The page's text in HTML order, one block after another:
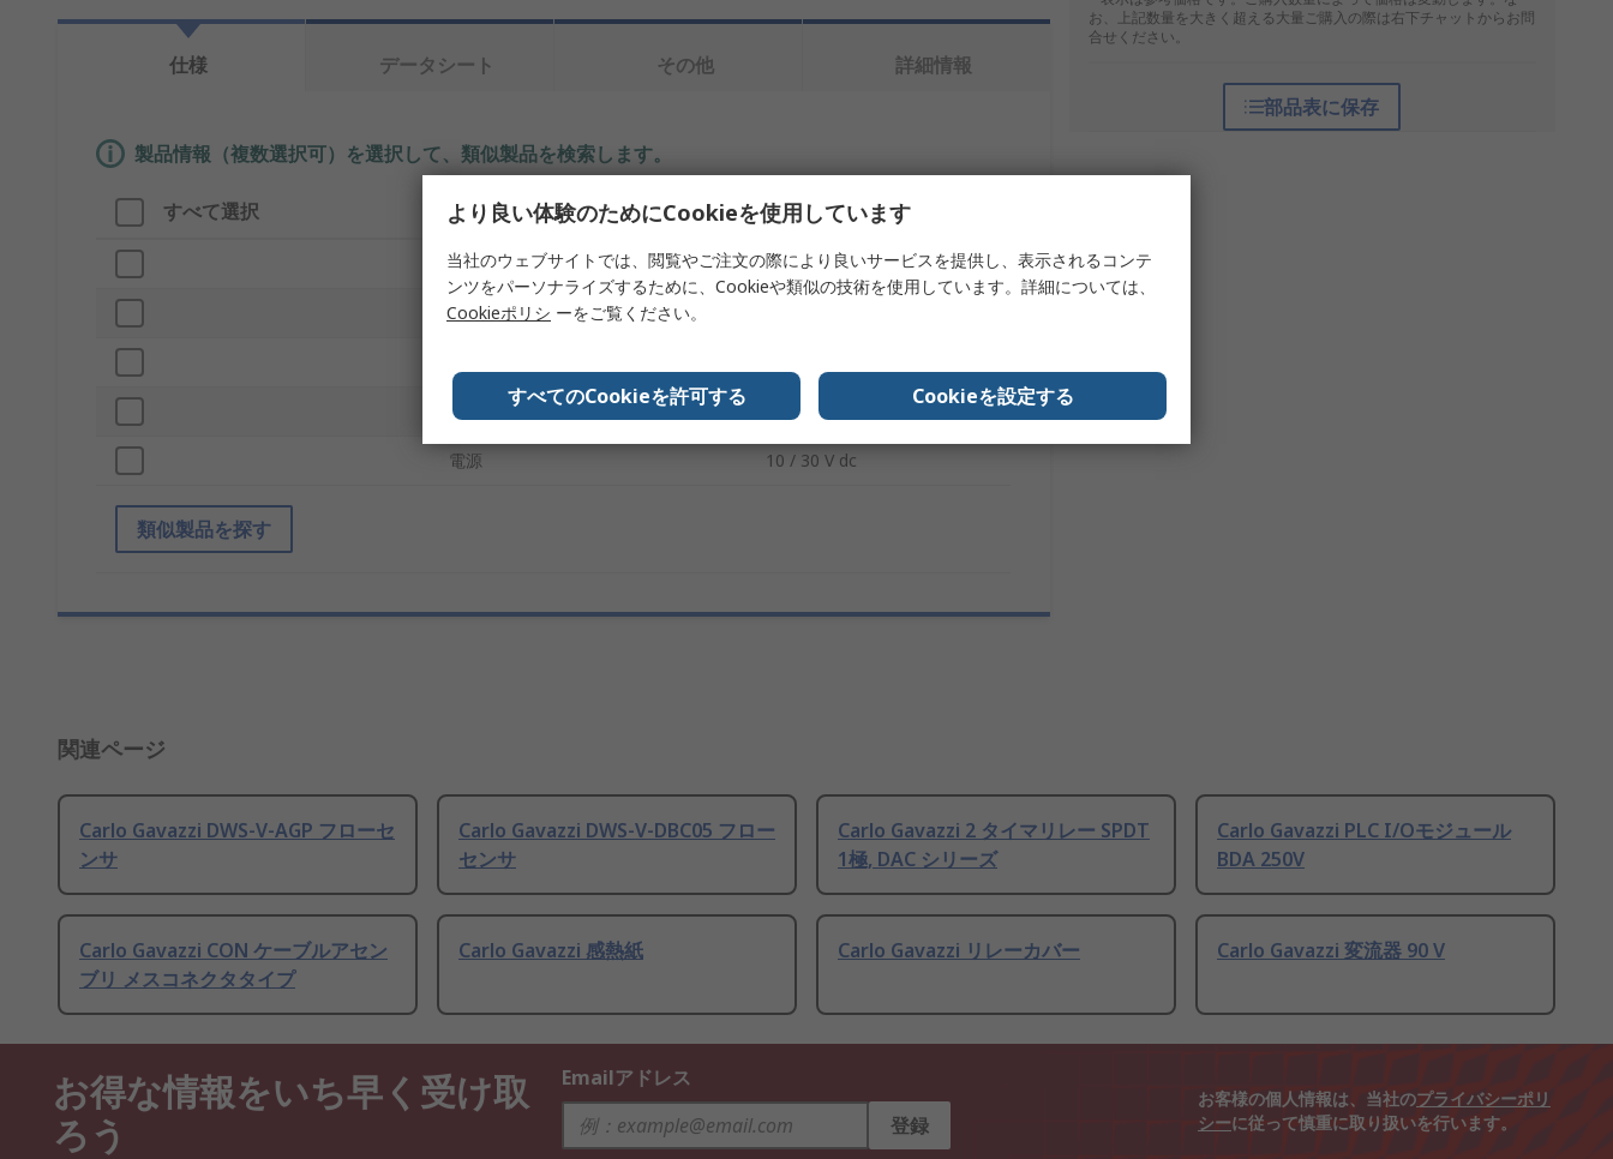
お、上記数量を大きく超える大量ご購入の際は右下チャットからお問
合せください。
部品表に保存
仕様 データシート その他 詳細情報
製品情報（複数選択可）を選択して、類似製品を検索します。
すべて選択 製品情報 内容
ブランド Carlo Gavazzi
プロダクトタイプ
最大風速 167.7mph
電源 10 / 30 V dc
類似製品を探す
関連ページ
Carlo Gavazzi DWS-V-AGP フローセ
ンサ
Carlo Gavazzi DWS-V-DBC05 フロー
センサ
Carlo Gavazzi 2 タイマリレー SPDT
1極, DAC シリーズ
Carlo Gavazzi PLC I/Oモジュール
BDA 250V
Carlo Gavazzi CON ケーブルアセン
ブリ メスコネクタタイプ
Carlo Gavazzi 感熱紙 Carlo Gavazzi リレーカバー Carlo Gavazzi 変流器 90 V
お得な情報をいち早く受け取
ろう
Emailアドレス
登録
お客様の個人情報は、当社のプライバシーポリ
シーに従って慎重に取り扱いを行います。
より良い体験のためにCookieを使用しています
当社のウェブサイトでは、閲覧やご注文の際により良いサービスを提供し、表示されるコンテ
ンツをパーソナライズするために、Cookieや類似の技術を使用しています。詳細については、
Cookieポリシ ーをご覧ください。
すべてのCookieを許可する Cookieを設定する